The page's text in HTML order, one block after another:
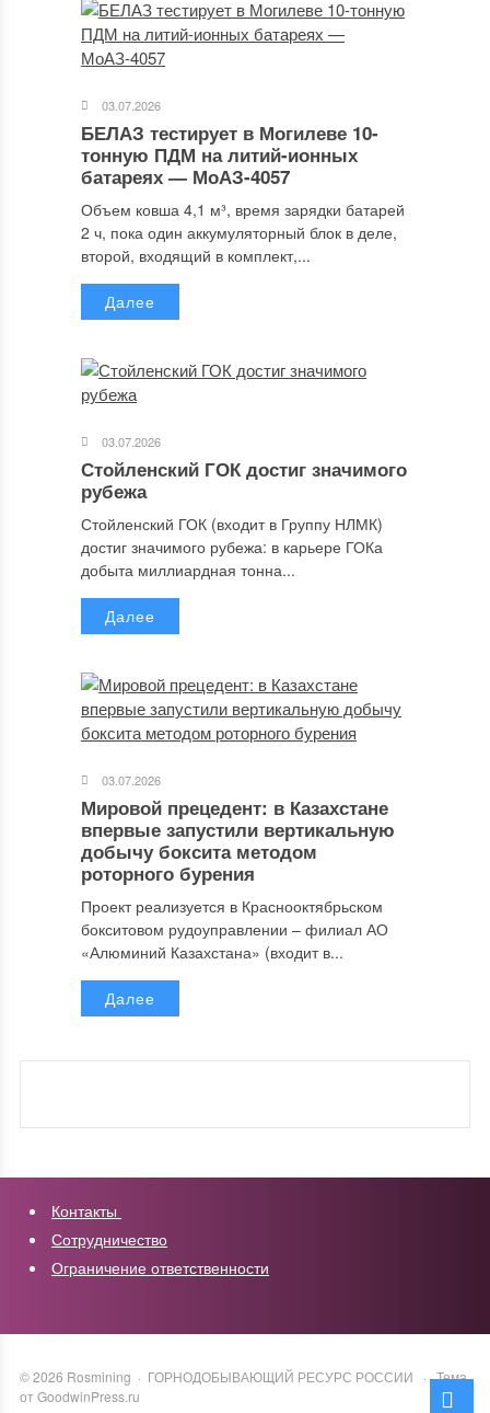
03.07.2026
БЕЛАЗ тестирует в Могилеве 10-
тонную ПДМ на литий-ионных
батареях — МоАЗ-4057
Объем ковша 4,1 м³, время зарядки батарей
2 ч, пока один аккумуляторный блок в деле,
второй, входящий в комплект,...
Далее
03.07.2026
Стойленский ГОК достиг значимого
рубежа
Стойленский ГОК (входит в Группу НЛМК)
достиг значимого рубежа: в карьере ГОКа
добыта миллиардная тонна...
Далее
03.07.2026
Мировой прецедент: в Казахстане
впервые запустили вертикальную
добычу боксита методом
роторного бурения
Проект реализуется в Краснооктябрьском
бокситовом рудоуправлении – филиал АО
«Алюминий Казахстана» (входит в...
Далее
Контакты
Сотрудничество
Ограничение ответственности
©2026 Rosmining · ГОРНОДОБЫВАЮЩИЙ РЕСУРС РОССИИ ·Тема
от GoodwinPress.ru